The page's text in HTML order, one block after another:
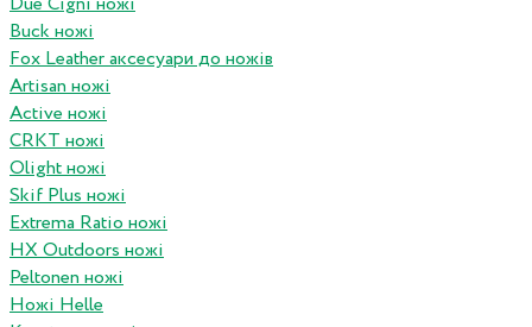
Buck ножі
Fox Leather аксесуари до ножів
Artisan ножі
Active ножі
CRKT ножі
Olight ножі
Skif Plus ножі
Extrema Ratio ножі
HX Outdoors ножі
Peltonen ножі
Ножі Helle